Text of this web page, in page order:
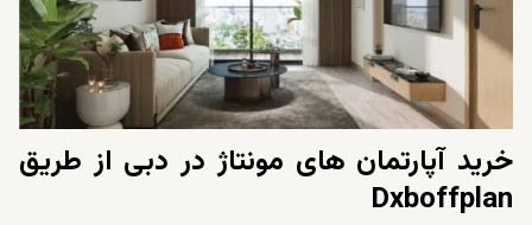
خرید آپارتمان ‌های مونتاژ در دبی از طریق
Dxboffplan